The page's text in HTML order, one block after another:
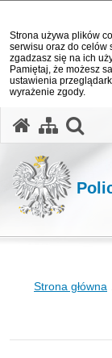
Strona używa plików
serwisu oraz do celów
zgadzasz się na ich
Pamiętaj, że możesz
ustawienia
wyrażenie zgody.
Strona główna